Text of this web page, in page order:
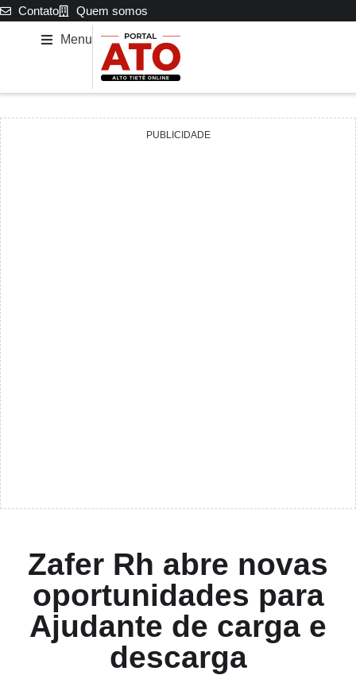
Contato Quem somos
Menu
PUBLICIDADE
Zafer Rh abre novas
oportunidades para
Ajudante de carga e
descarga